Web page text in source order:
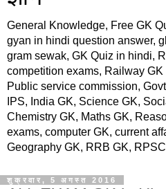
General Knowledge, Free GK
gyan in hindi question answer,
gram sewak, GK Quiz in hindi,
competition exams, Railway
Public service commission,
IPS, India GK, Science GK,
Chemistry GK, Maths GK,
exams, computer GK, current
Geography GK, RRB GK,
शुक्रवार, 5 अगस्त 2016